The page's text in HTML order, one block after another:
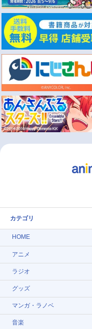
カテゴリ
HOME
アニメ
ラジオ
グッズ
マンガ・ラノベ
音楽